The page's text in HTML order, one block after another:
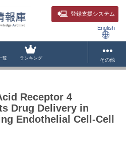
登録支援システム
English
覧 ランキング その他
Receptor 4
Drug Delivery in
Endothelial Cell-Cell